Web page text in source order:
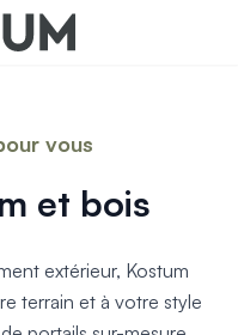
décors
spéciales
portillons
et bois
vous
extérieur, Kostum
terrain et à votre style